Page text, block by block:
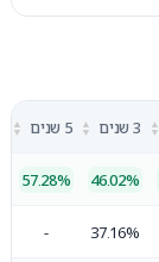
▲
▼ 3 שנים ▲
▼ 5 שנים ▲
▼
46.02%
57.28%
37.16%
-